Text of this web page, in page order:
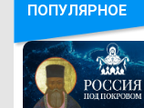
ПОПУЛЯРНОЕ